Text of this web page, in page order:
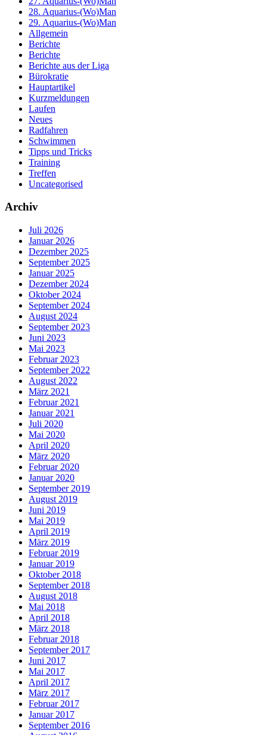
28. Aquarius-(Wo)Man
29. Aquarius-(Wo)Man
Allgemein
Berichte
Berichte
Berichte aus der Liga
Bürokratie
Hauptartikel
Kurzmeldungen
Laufen
Neues
Radfahren
Schwimmen
Tipps und Tricks
Training
Treffen
Uncategorised
Archiv
Juli 2026
Januar 2026
Dezember 2025
September 2025
Januar 2025
Dezember 2024
Oktober 2024
September 2024
August 2024
September 2023
Juni 2023
Mai 2023
Februar 2023
September 2022
August 2022
März 2021
Februar 2021
Januar 2021
Juli 2020
Mai 2020
April 2020
März 2020
Februar 2020
Januar 2020
September 2019
August 2019
Juni 2019
Mai 2019
April 2019
März 2019
Februar 2019
Januar 2019
Oktober 2018
September 2018
August 2018
Mai 2018
April 2018
März 2018
Februar 2018
September 2017
Juni 2017
Mai 2017
April 2017
März 2017
Februar 2017
Januar 2017
September 2016